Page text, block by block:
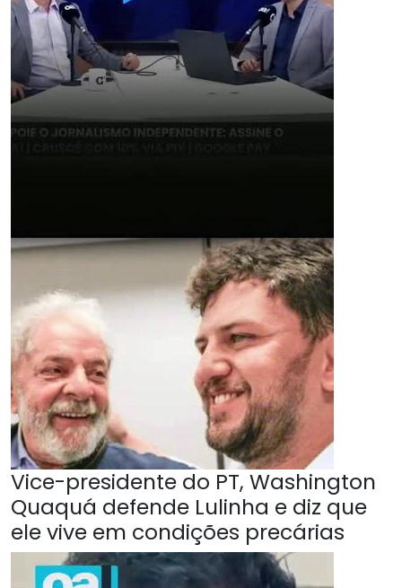
Vice-presidente do PT, Washington
Quaquá defende Lulinha e diz que
ele vive em condições precárias